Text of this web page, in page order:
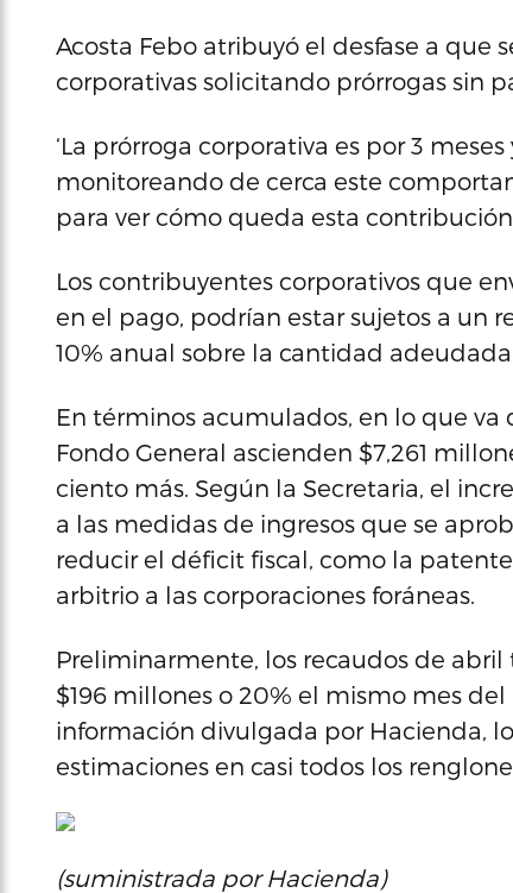
Acosta Febo atribuyó el desfase a que
corporativas solicitando prórrogas sin
‘La prórroga corporativa es por 3
monitoreando de cerca este
para ver cómo queda esta
Los contribuyentes corporativos que
en el pago, podrían estar sujetos a un
10% anual sobre la cantidad
En términos acumulados, en lo que va
Fondo General ascienden $7,261
ciento más. Según la Secretaria, el
a las medidas de ingresos que se
reducir el déficit fiscal, como la
arbitrio a las corporaciones foráneas.
Preliminarmente, los recaudos de abril
$196 millones o 20% el mismo mes
información divulgada por Hacienda,
estimaciones en casi todos los
(suministrada por Hacienda)